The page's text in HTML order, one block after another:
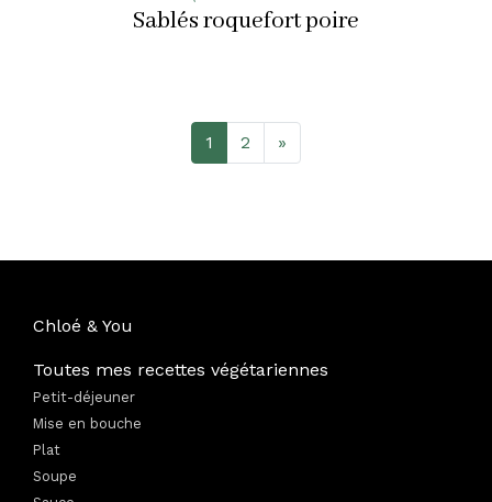
Sablés roquefort poire
1 2 »
Chloé & You
Toutes mes recettes végétariennes
Petit-déjeuner
Mise en bouche
Plat
Soupe